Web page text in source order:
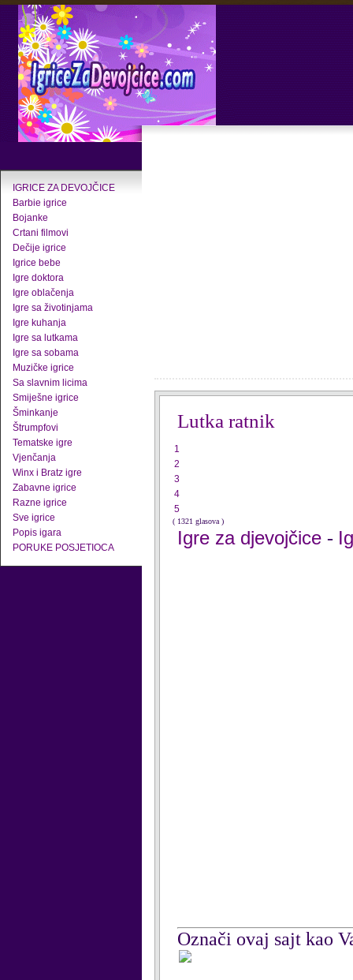
IGRICE ZA DEVOJČICE
Barbie igrice
Bojanke
Crtani filmovi
Dečije igrice
Igrice bebe
Igre doktora
Igre oblačenja
Igre sa životinjama
Igre kuhanja
Igre sa lutkama
Igre sa sobama
Muzičke igrice
Sa slavnim licima
Smiješne igrice
Šminkanje
Štrumpfovi
Tematske igre
Vjenčanja
Winx i Bratz igre
Zabavne igrice
Razne igrice
Sve igrice
Popis igara
PORUKE POSJETIOCA
Lutka ratnik
1
2
3
4
5
( 1321 glasova )
Igre za djevojčice -
Označi ovaj sajt kao